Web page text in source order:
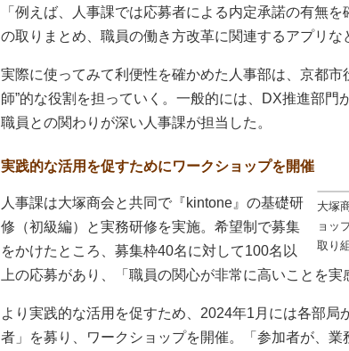
「例えば、人事課では応募者による内定承諾の有無
の取りまとめ、職員の働き方改革に関連するアプリな
実際に使ってみて利便性を確かめた人事部は、京都
師”的な役割を担っていく。一般的には、DX推進部
職員との関わりが深い人事課が担当した。
実践的な活用を促すためにワークショップを開催
大塚
ョッ
取り
人事課は大塚商会と共同で『kintone』の基礎研
修（初級編）と実務研修を実施。希望制で募集
をかけたところ、募集枠40名に対して100名以
上の応募があり、「職員の関心が非常に高いことを実
より実践的な活用を促すため、2024年1月には各部局
者」を募り、ワークショップを開催。「参加者が、